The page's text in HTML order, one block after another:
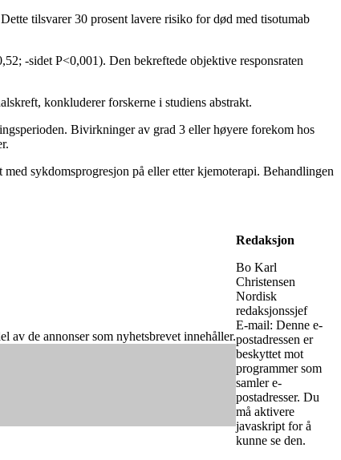
tilsvarer 30 prosent lavere risiko for død med tisotumab
-sidet P<0,001). Den bekreftede objektive responsraten
konkluderer forskerne i studiens abstrakt.
Bivirkninger av grad 3 eller høyere forekom hos
sykdomsprogresjon på eller etter kjemoterapi. Behandlingen
de annonser som nyhetsbrevet innehåller.
Redaksjon
Bo Karl
Christensen
Nordisk
redaksjonssjef
E-mail: Denne e-
postadressen er
beskyttet mot
programmer som
samler e-
postadresser. Du
må aktivere
javaskript for å
kunne se den.